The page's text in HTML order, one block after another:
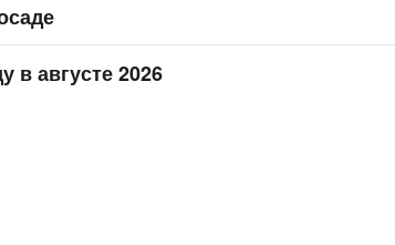
в августе 2026